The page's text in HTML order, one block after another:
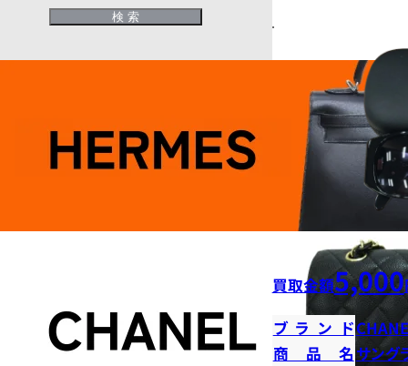
買取金額5,000
ブランド
商品名サング